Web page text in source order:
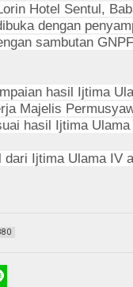
Hotel Sentul,
dengan
sambutan
hasil Ijtima
Majelis
hasil Ijtima Ulama
Ijtima Ulama IV